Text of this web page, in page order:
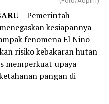
Pemprov kami
daerah semakin
daerah dan
Selatan
adalah komitmen kami
dan akuntabilitas
– Pemerintah
kesiapannya
fenomena El Nino
risiko kebakaran hutan
memperkuat upaya
pangan di